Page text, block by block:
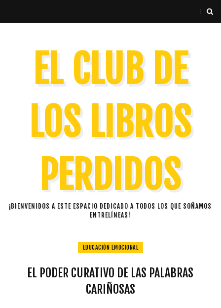
EL CLUB DE
LOS LIBROS
PERDIDOS
¡BIENVENIDOS A ESTE ESPACIO DEDICADO A TODOS LOS QUE SOÑAMOS
ENTRELÍNEAS!
EDUCACIÓN EMOCIONAL
EL PODER CURATIVO DE LAS PALABRAS
CARIÑOSAS